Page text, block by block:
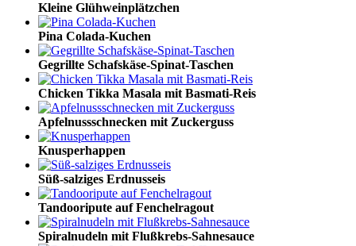
Kleine Glühweinplätzchen
Pina Colada-Kuchen
Gegrillte Schafskäse-Spinat-Taschen
Chicken Tikka Masala mit Basmati-Reis
Apfelnussschnecken mit Zuckerguss
Knusperhappen
Süß-salziges Erdnusseis
Tandooripute auf Fenchelragout
Spiralnudeln mit Flußkrebs-Sahnesauce